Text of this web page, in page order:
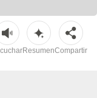
ResumenCompartir